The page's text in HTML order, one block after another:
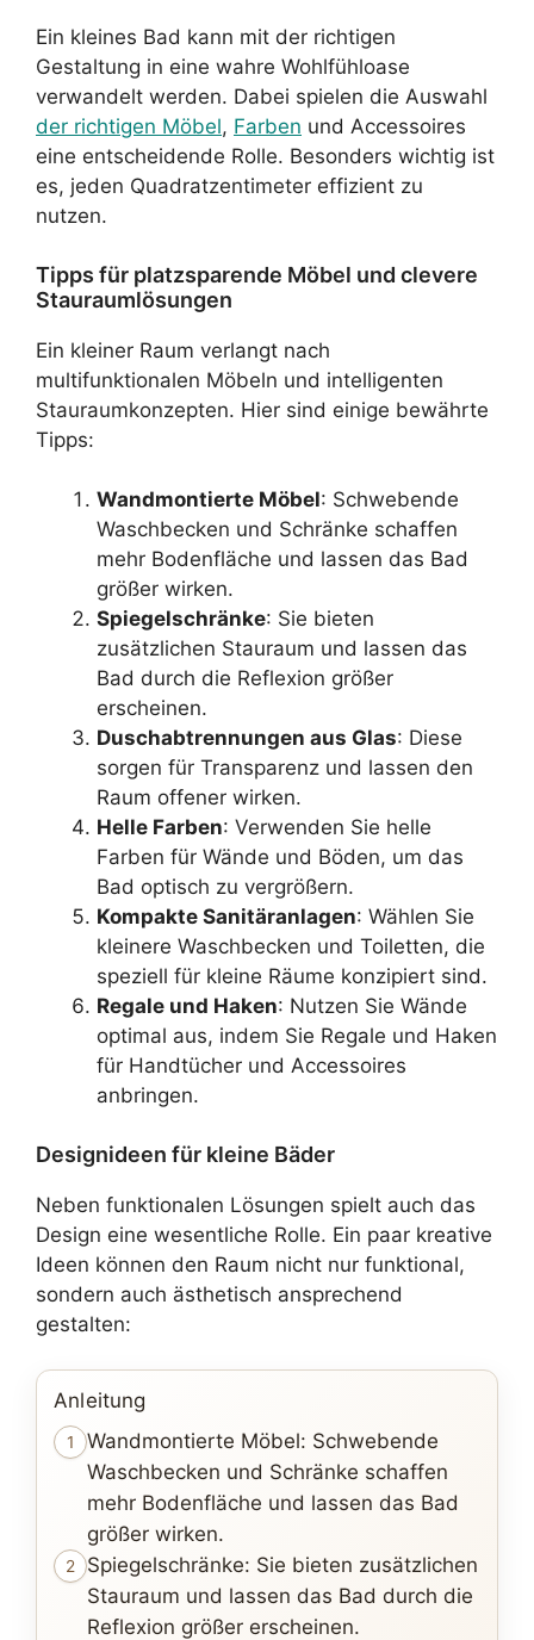
Ein kleines Bad kann mit der richtigen
Gestaltung in eine wahre Wohlfühloase
verwandelt werden. Dabei spielen die Auswahl
der richtigen Möbel, Farben und Accessoires
eine entscheidende Rolle. Besonders wichtig ist
es, jeden Quadratzentimeter effizient zu
nutzen.
Tipps für platzsparende Möbel und clevere
Stauraumlösungen
Ein kleiner Raum verlangt nach
multifunktionalen Möbeln und intelligenten
Stauraumkonzepten. Hier sind einige bewährte
Tipps:
Wandmontierte Möbel: Schwebende
Waschbecken und Schränke schaffen
mehr Bodenfläche und lassen das Bad
größer wirken.
Spiegelschränke: Sie bieten
zusätzlichen Stauraum und lassen das
Bad durch die Reflexion größer
erscheinen.
Duschabtrennungen aus Glas: Diese
sorgen für Transparenz und lassen den
Raum offener wirken.
Helle Farben: Verwenden Sie helle
Farben für Wände und Böden, um das
Bad optisch zu vergrößern.
Kompakte Sanitäranlagen: Wählen Sie
kleinere Waschbecken und Toiletten, die
speziell für kleine Räume konzipiert sind.
Regale und Haken: Nutzen Sie Wände
optimal aus, indem Sie Regale und Haken
für Handtücher und Accessoires
anbringen.
Designideen für kleine Bäder
Neben funktionalen Lösungen spielt auch das
Design eine wesentliche Rolle. Ein paar kreative
Ideen können den Raum nicht nur funktional,
sondern auch ästhetisch ansprechend
gestalten:
Anleitung
1
Wandmontierte Möbel: Schwebende
Waschbecken und Schränke schaffen
mehr Bodenfläche und lassen das Bad
größer wirken.
2
Spiegelschränke: Sie bieten zusätzlichen
Stauraum und lassen das Bad durch die
Reflexion größer erscheinen.